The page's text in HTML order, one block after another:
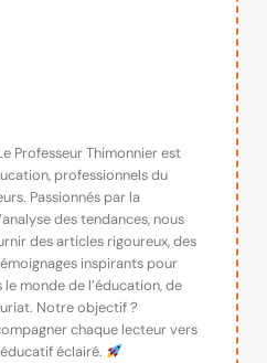
Professeur Thimonnier est
professionnels du
Passionnés par la
des tendances, nous
des articles rigoureux, des
inspirants pour
monde de l’éducation, de
Notre objectif ?
chaque lecteur vers
éclairé.